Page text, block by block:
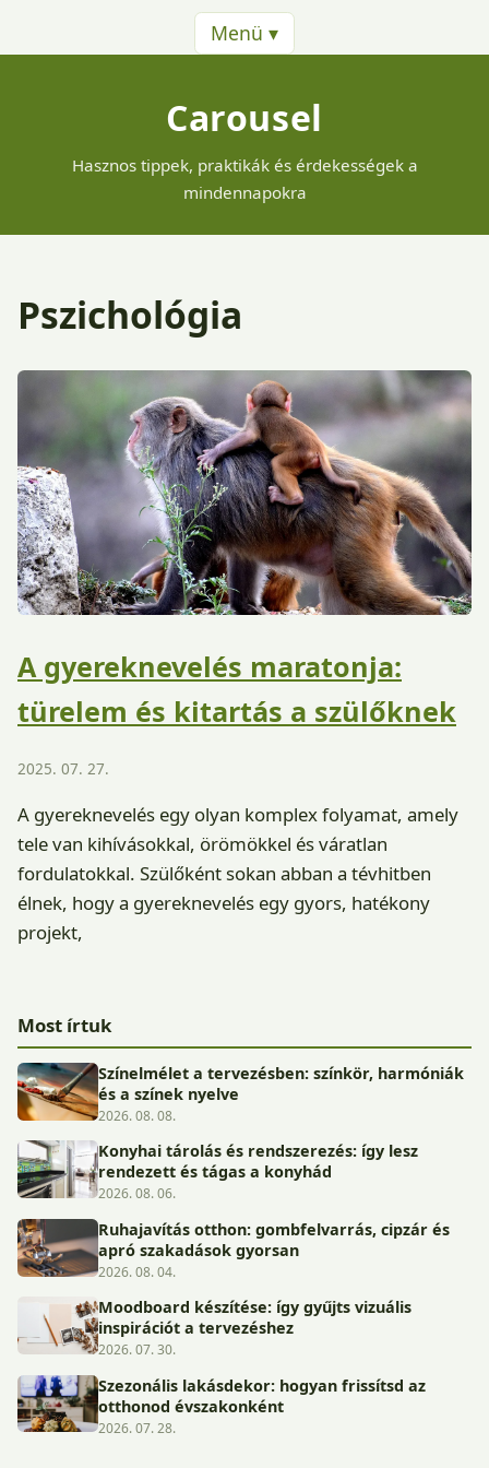
Menü ▾
Carousel
Hasznos tippek, praktikák és érdekességek a
mindennapokra
Pszichológia
A gyereknevelés maratonja:
türelem és kitartás a szülőknek
2025. 07. 27.
A gyereknevelés egy olyan komplex folyamat, amely
tele van kihívásokkal, örömökkel és váratlan
fordulatokkal. Szülőként sokan abban a tévhitben
élnek, hogy a gyereknevelés egy gyors, hatékony
projekt,
Most írtuk
Színelmélet a tervezésben: színkör, harmóniák
és a színek nyelve
2026. 08. 08.
Konyhai tárolás és rendszerezés: így lesz
rendezett és tágas a konyhád
2026. 08. 06.
Ruhajavítás otthon: gombfelvarrás, cipzár és
apró szakadások gyorsan
2026. 08. 04.
Moodboard készítése: így gyűjts vizuális
inspirációt a tervezéshez
2026. 07. 30.
Szezonális lakásdekor: hogyan frissítsd az
otthonod évszakonként
2026. 07. 28.